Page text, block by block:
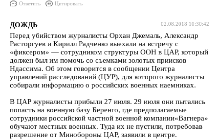
Ответить Цитировать
02.08.2018 10:30:42
ДОЖДЬ
Перед убийством журналисты Орхан Джемаль, Александр
Расторгуев и Кирилл Радченко выехали на встречу с
«фиксером» — сотрудником структуры ООН в ЦАР, который
должен был им помочь со съемками золотых приисков
Ндассима. Об этом говорится в сообщении Центра
управлений расследований (ЦУР), для которого журналисты
собирали информацию о российских военных наемниках.
В ЦАР журналисты прибыли 27 июля. 29 июля они пытались
попасть на военную базу Беренго, где предполагаемые
сотрудники российской частной военной компании«Вагнера»
обучают местных военных. Туда их не пустили, потребовав
разрешение от Минобороны ЦАР, заявили в центре.